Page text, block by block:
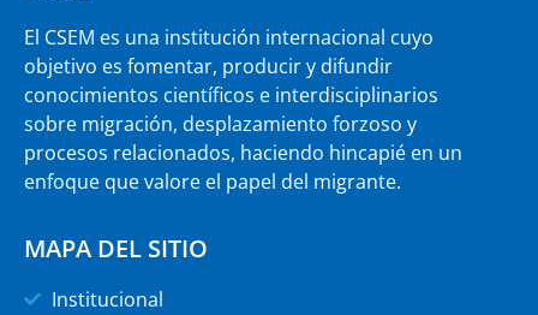
El CSEM es una institución internacional cuyo
objetivo es fomentar, producir y difundir
conocimientos científicos e interdisciplinarios
sobre migración, desplazamiento forzoso y
procesos relacionados, haciendo hincapié en un
enfoque que valore el papel del migrante.
MAPA DEL SITIO
Institucional